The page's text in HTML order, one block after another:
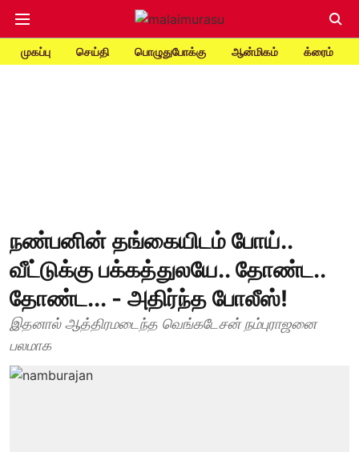
முகப்பு செய்தி பொழுதுபோக்கு ஆன்மிகம் க்ரைம்
நண்பனின் தங்கையிடம் போய்..
வீட்டுக்கு பக்கத்துலயே.. தோண்ட..
தோண்ட... - அதிர்ந்த போலீஸ்!
இதனால் ஆத்திரமடைந்த வெங்கடேசன் நம்புராஜனை
பலமாக